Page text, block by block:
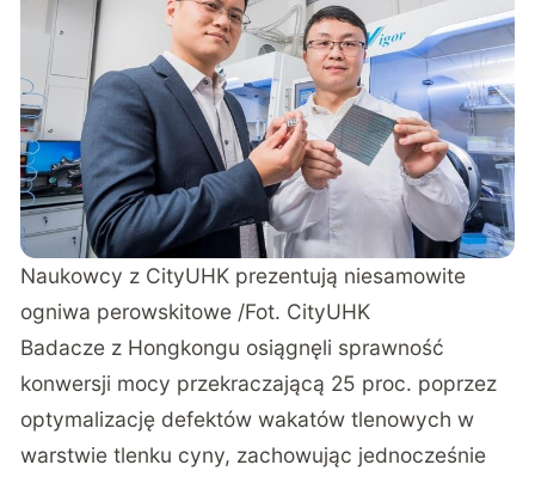
Naukowcy z CityUHK prezentują niesamowite
ogniwa perowskitowe /Fot. CityUHK
Badacze z Hongkongu osiągnęli sprawność
konwersji mocy przekraczającą 25 proc. poprzez
optymalizację defektów wakatów tlenowych w
warstwie tlenku cyny, zachowując jednocześnie